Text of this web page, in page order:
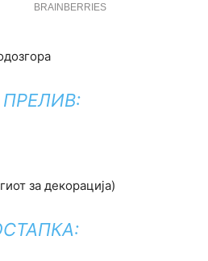
ПРЕЛИВ:
за декорација)